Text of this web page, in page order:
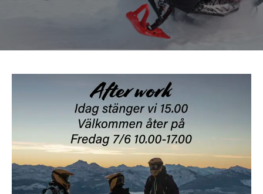
Släpvagnar & Skylift
Förvaring